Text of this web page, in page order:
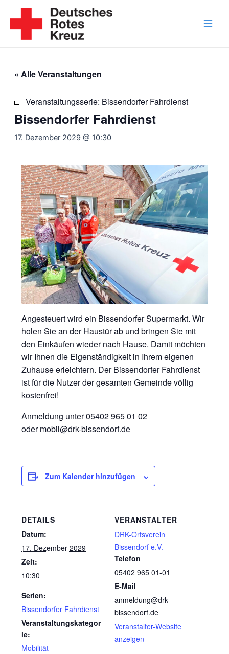
Inhalt
springen
« Alle Veranstaltungen
Veranstaltungsserie: Bissendorfer Fahrdienst
Bissendorfer Fahrdienst
17. Dezember 2029 @ 10:30
Angesteuert wird ein Bissendorfer Supermarkt. Wir
holen Sie an der Haustür ab und bringen Sie mit
den Einkäufen wieder nach Hause. Damit möchten
wir Ihnen die Eigenständigkeit in Ihrem eigenen
Zuhause erleichtern. Der Bissendorfer Fahrdienst
ist für die Nutzer der gesamten Gemeinde völlig
kostenfrei!
Anmeldung unter05402 965 01 02
odermobil@drk-bissendorf.de
Zum Kalender hinzufügen
DETAILS
Datum:
17. Dezember 2029
Zeit:
10:30
Serien:
Bissendorfer Fahrdienst
Veranstaltungskategor
ie:
Mobilität
VERANSTALTER
DRK-Ortsverein
Bissendorf e.V.
Telefon
05402 965 01-01
E-Mail
anmeldung@drk-
bissendorf.de
Veranstalter-Website
anzeigen